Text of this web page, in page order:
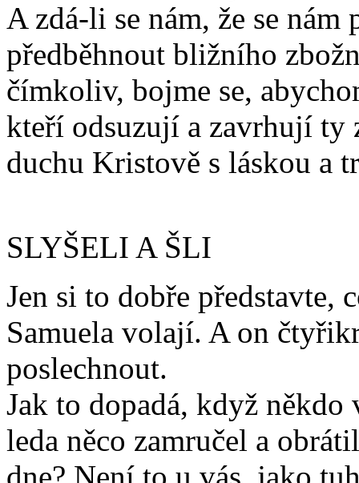
A zdá-li se nám, že se
předběhnout bližního
čímkoliv, bojme se,
kteří odsuzují a zavrhují
duchu Kristově s láskou a
SLYŠELI A ŠLI
Jen si to dobře představte,
Samuela volají. A on
poslechnout.
Jak to dopadá, když
leda něco zamručel a